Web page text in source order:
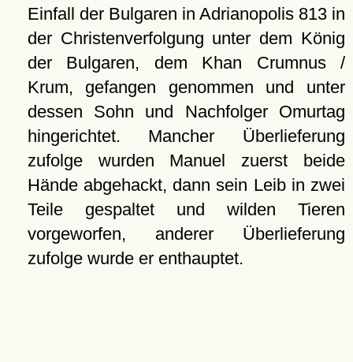
Einfall der Bulgaren in Adrianopolis 813 in
der Christenverfolgung unter dem König
der Bulgaren, dem Khan Crumnus /
Krum, gefangen genommen und unter
dessen Sohn und Nachfolger Omurtag
hingerichtet. Mancher Überlieferung
zufolge wurden Manuel zuerst beide
Hände abgehackt, dann sein Leib in zwei
Teile gespaltet und wilden Tieren
vorgeworfen, anderer Überlieferung
zufolge wurde er enthauptet.